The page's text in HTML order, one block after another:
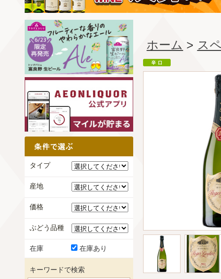
ホーム > ス
タイプ
産地
価格
ぶどう品種
在庫 在庫あり
キーワードで検索